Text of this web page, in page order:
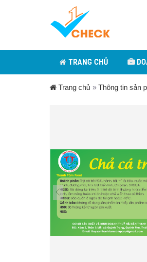
TRANG CHỦ
Trang chủ » Thông tin sản